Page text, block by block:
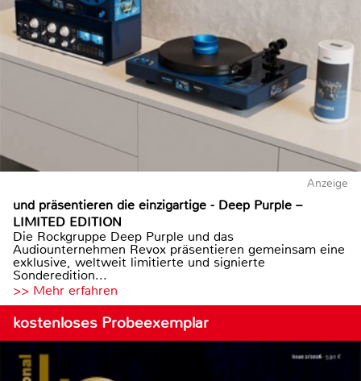
Anzeige
und präsentieren die einzigartige - Deep Purple –
LIMITED EDITION
Die Rockgruppe Deep Purple und das
Audiounternehmen Revox präsentieren gemeinsam eine
exklusive, weltweit limitierte und signierte
Sonderedition...
>> Mehr erfahren
kostenloses Probeexemplar